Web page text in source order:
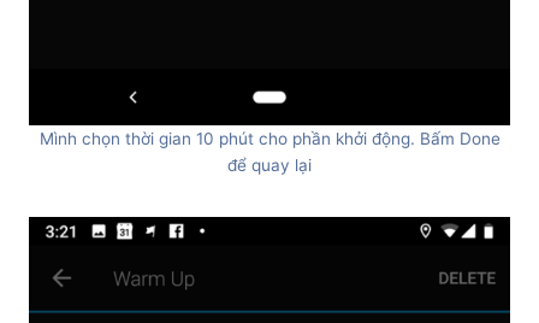
Mình chọn thời gian 10 phút cho phần khởi động. Bấm Done
để quay lại